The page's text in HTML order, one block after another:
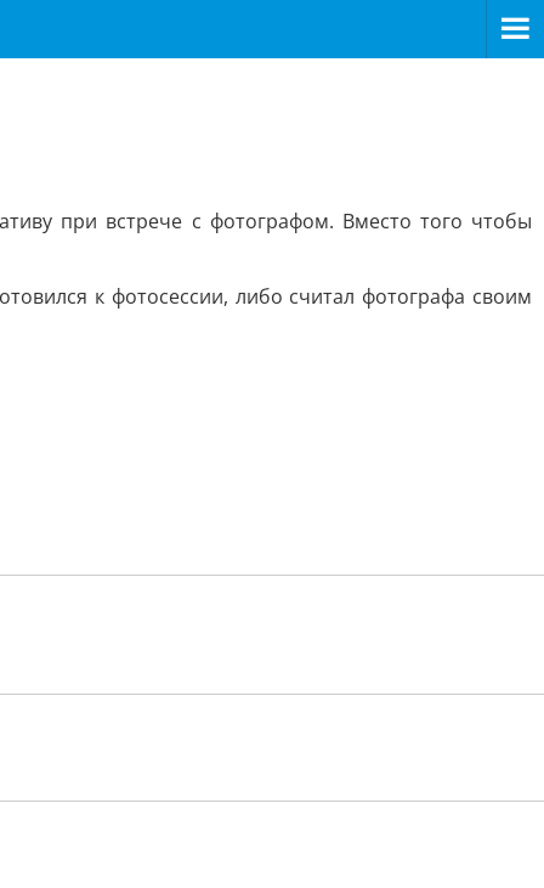
при встрече с фотографом. Вместо того чтобы
к фотосессии, либо считал фотографа своим